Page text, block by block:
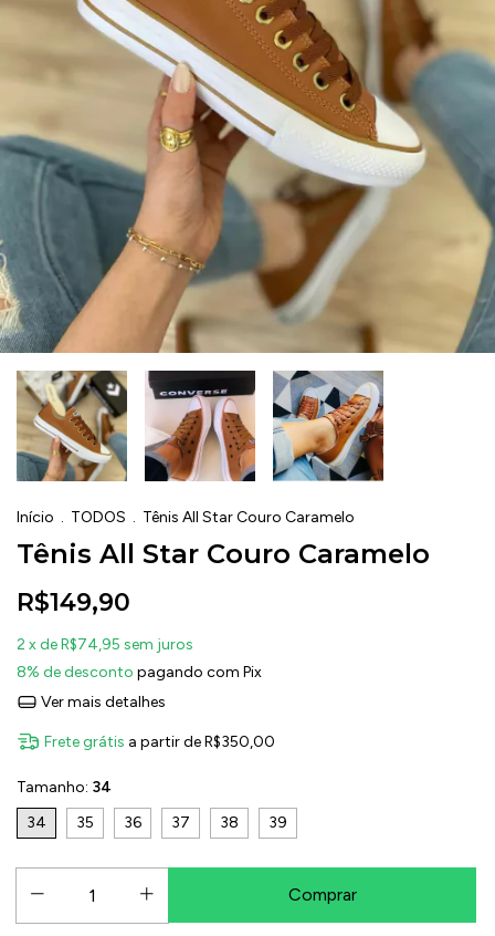
Início . TODOS . Tênis All Star Couro Caramelo
Tênis All Star Couro Caramelo
R$149,90
2 x deR$74,95 sem juros
8% de desconto pagando com Pix
Ver mais detalhes
Frete grátis a partir deR$350,00
Tamanho: 34
34
35 36 37 38 39